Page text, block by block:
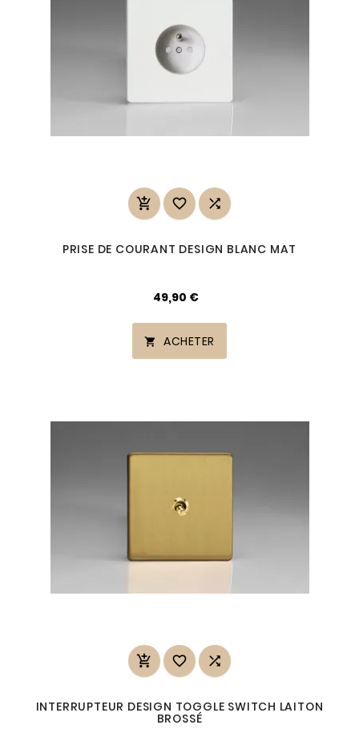
  
PRISE DE COURANT DESIGN BLANC MAT
49,90 €
 ACHETER
  
INTERRUPTEUR DESIGN TOGGLE SWITCH LAITON
BROSSÉ